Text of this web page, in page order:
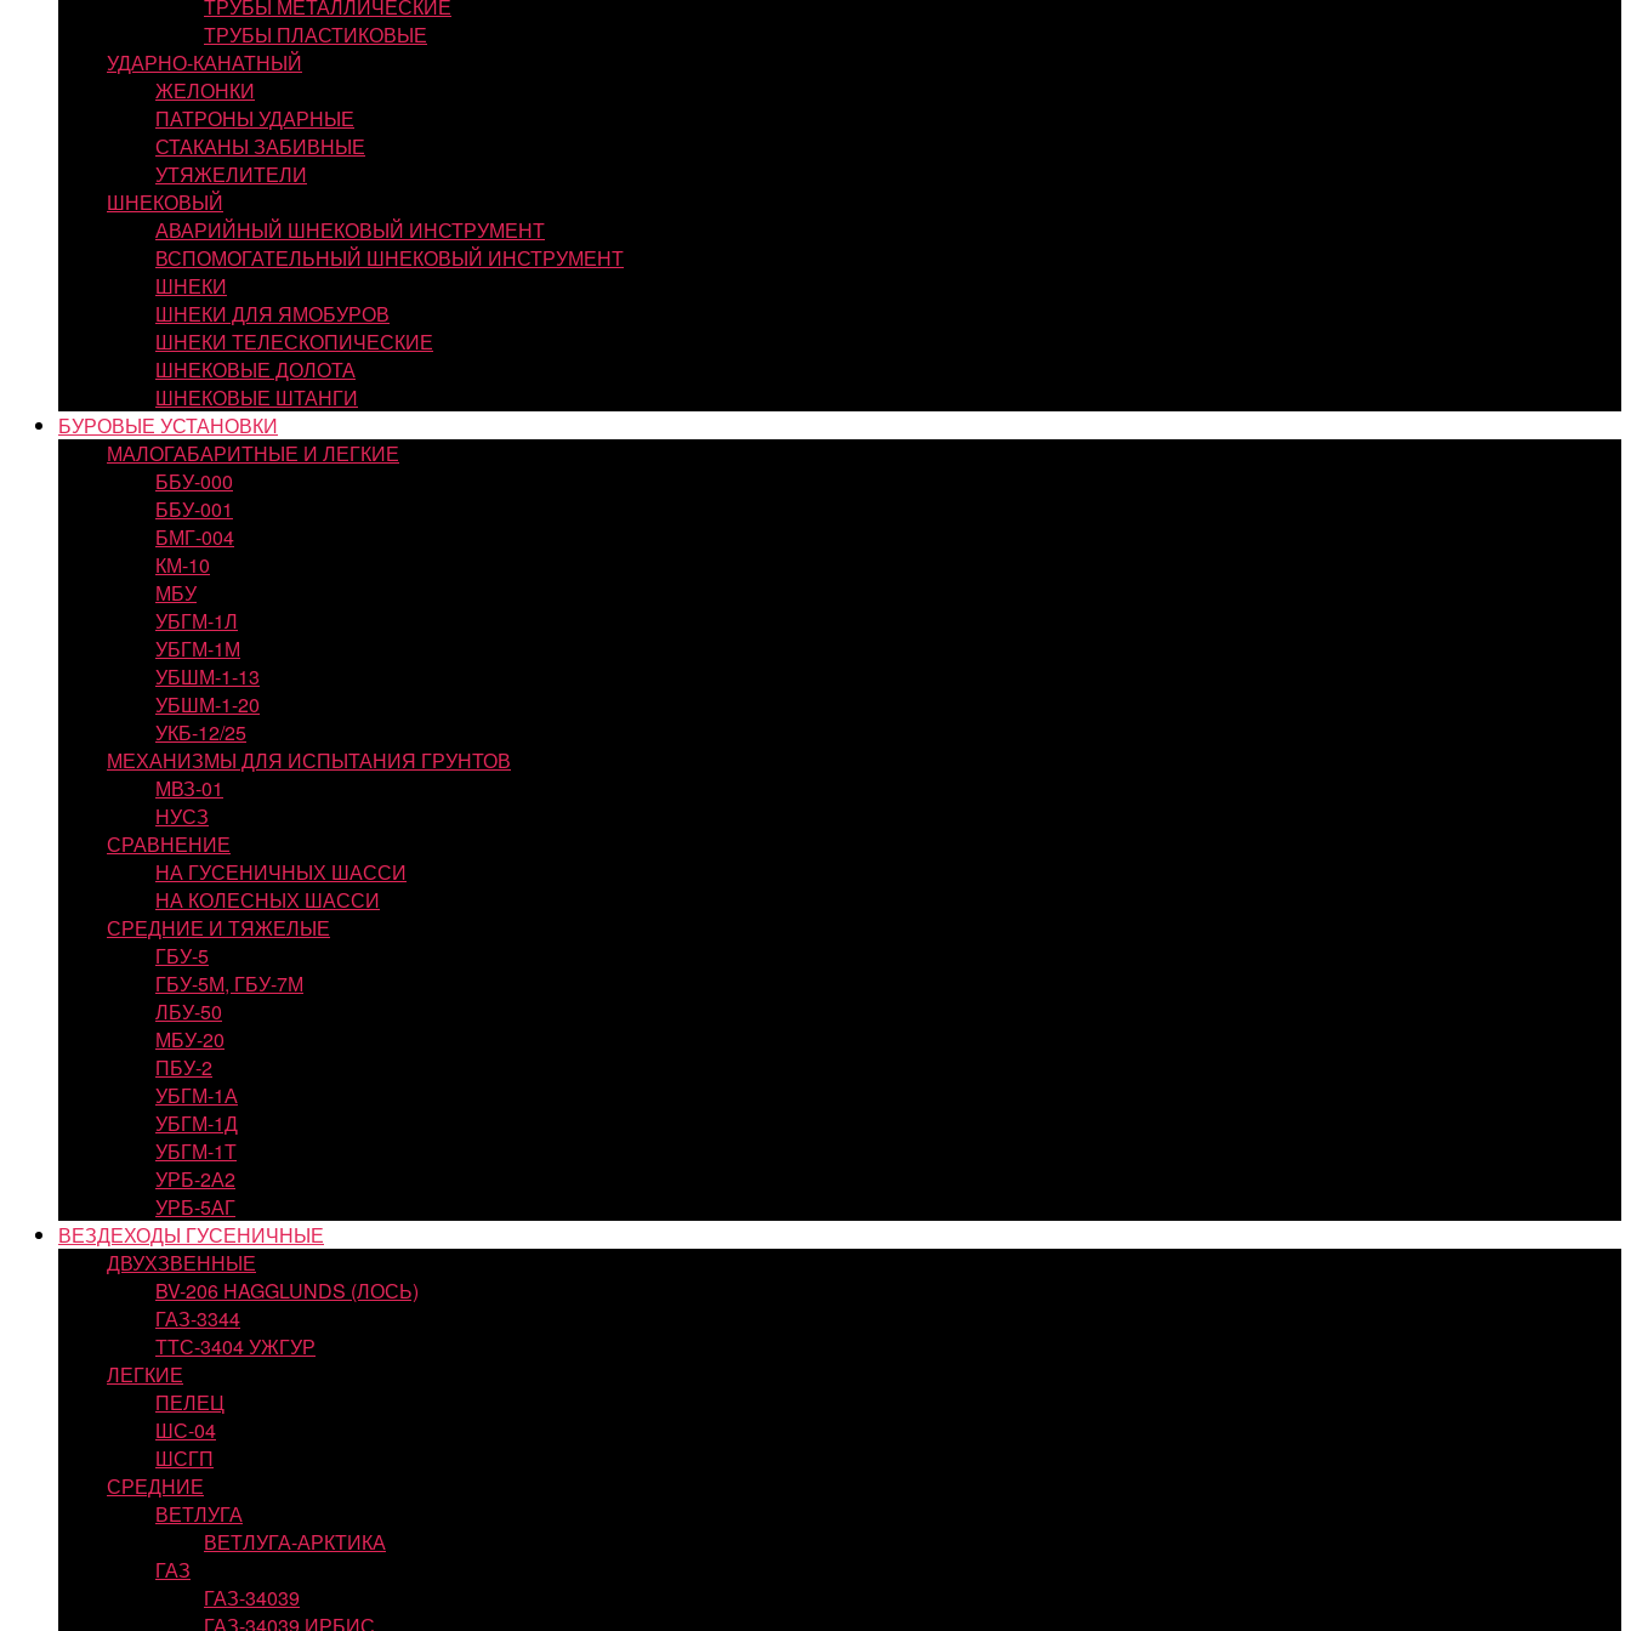
ТРУБЫ МЕТАЛЛИЧЕСКИЕ
ТРУБЫ ПЛАСТИКОВЫЕ
УДАРНО-КАНАТНЫЙ
ЖЕЛОНКИ
ПАТРОНЫ УДАРНЫЕ
СТАКАНЫ ЗАБИВНЫЕ
УТЯЖЕЛИТЕЛИ
ШНЕКОВЫЙ
АВАРИЙНЫЙ ШНЕКОВЫЙ ИНСТРУМЕНТ
ВСПОМОГАТЕЛЬНЫЙ ШНЕКОВЫЙ ИНСТРУМЕНТ
ШНЕКИ
ШНЕКИ ДЛЯ ЯМОБУРОВ
ШНЕКИ ТЕЛЕСКОПИЧЕСКИЕ
ШНЕКОВЫЕ ДОЛОТА
ШНЕКОВЫЕ ШТАНГИ
БУРОВЫЕ УСТАНОВКИ
МАЛОГАБАРИТНЫЕ И ЛЕГКИЕ
ББУ-000
ББУ-001
БМГ-004
КМ-10
МБУ
УБГМ-1Л
УБГМ-1М
УБШМ-1-13
УБШМ-1-20
УКБ-12/25
МЕХАНИЗМЫ ДЛЯ ИСПЫТАНИЯ ГРУНТОВ
МВЗ-01
НУСЗ
СРАВНЕНИЕ
НА ГУСЕНИЧНЫХ ШАССИ
НА КОЛЕСНЫХ ШАССИ
СРЕДНИЕ И ТЯЖЕЛЫЕ
ГБУ-5
ГБУ-5М, ГБУ-7М
ЛБУ-50
МБУ-20
ПБУ-2
УБГМ-1А
УБГМ-1Д
УБГМ-1Т
УРБ-2А2
УРБ-5АГ
ВЕЗДЕХОДЫ ГУСЕНИЧНЫЕ
ДВУХЗВЕННЫЕ
BV-206 HAGGLUNDS (ЛОСЬ)
ГАЗ-3344
ТТС-3404 УЖГУР
ЛЕГКИЕ
ПЕЛЕЦ
ШС-04
ШСГП
СРЕДНИЕ
ВЕТЛУГА
ВЕТЛУГА-АРКТИКА
ГАЗ
ГАЗ-34039